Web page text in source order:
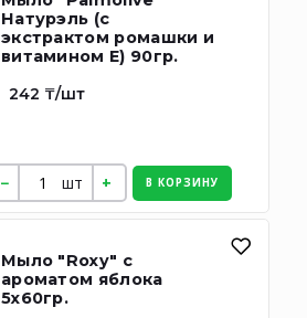
Натурэль (с
экстрактом ромашки и
витамином Е) 90гр.
242 ₸/шт
шт В КОРЗИНУ
Мыло "Roxy" с
ароматом яблока
5х60гр.